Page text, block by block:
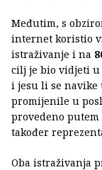
Međutim, s
internet koristio
istraživanje i na
cilj je bio vidjeti
i jesu li se navike
promijenile u
provedeno
također
Oba istraživanja